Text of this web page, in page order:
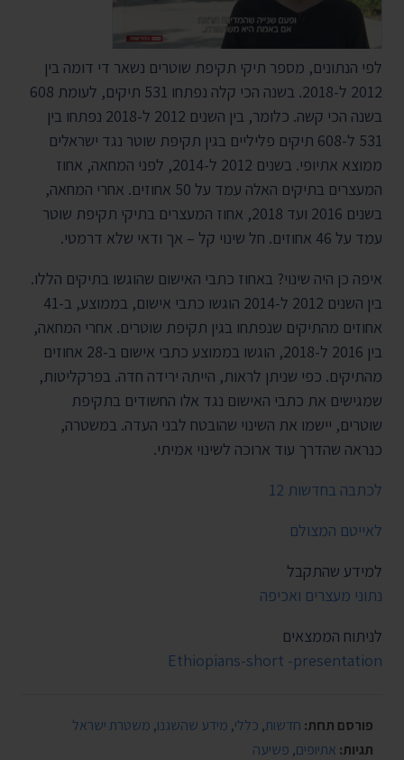
לפי הנתונים, מספר תיקי תקיפת שוטרים נשאר די דומה בין
2012 ל-2018. בשנה הכי קלה נפתחו 531 תיקים, לעומת 608
בשנה הכי קשה. כלומר, בין השנים 2012 ל-2018 נפתחו בין
531 ל-608 תיקים פליליים בגין תקיפת שוטר נגד ישראלים
ממוצא אתיופי. בשנים 2012 ל-2014, לפני המחאה, אחוז
המעצרים בתיקים האלה עמד על 50 אחוזים. אחרי המחאה,
בשנים 2016 ועד 2018, אחוז המעצרים בתיקי תקיפת שוטר
עמד על 46 אחוזים. חל שינוי קל – אך ודאי שלא דרמטי.
איפה כן היה שינוי? באחוז כתבי האישום שהוגשו בתיקים הללו.
בין השנים 2012 ל-2014 הוגשו כתבי אישום, בממוצע, ב-41
אחוזים מהתיקים שנפתחו בגין תקיפת שוטרים. אחרי המחאה,
בין 2016 ל-2018, הוגשו בממוצע כתבי אישום ב-28 אחוזים
מהתיקים. כפי שניתן לראות, הייתה ירידה חדה. בפרקליטות,
שמגישים את כתבי האישום נגד אלו החשודים בתקיפת
שוטרים, יישמו את השינוי שהובטח לבני העדה. במשטרה,
כנראה שהדרך עוד ארוכה לשינוי אמיתי.
לכתבה בחדשות 12
לאייטם המצולם
למידע שהתקבל
נתוני מעצרים ואכיפה
לניתוח הממצאים
Ethiopians-short -presentation
פורסם תחת: חדשות, כללי, מידע שהשגנו, משטרת ישראל
תגיות: אתיופים, פשיעה